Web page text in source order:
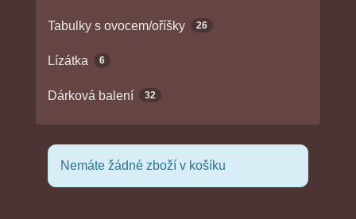
Tabulky s ovocem/oříšky 26
Lízátka 6
Dárková balení 32
Nemáte žádné zboží v košíku